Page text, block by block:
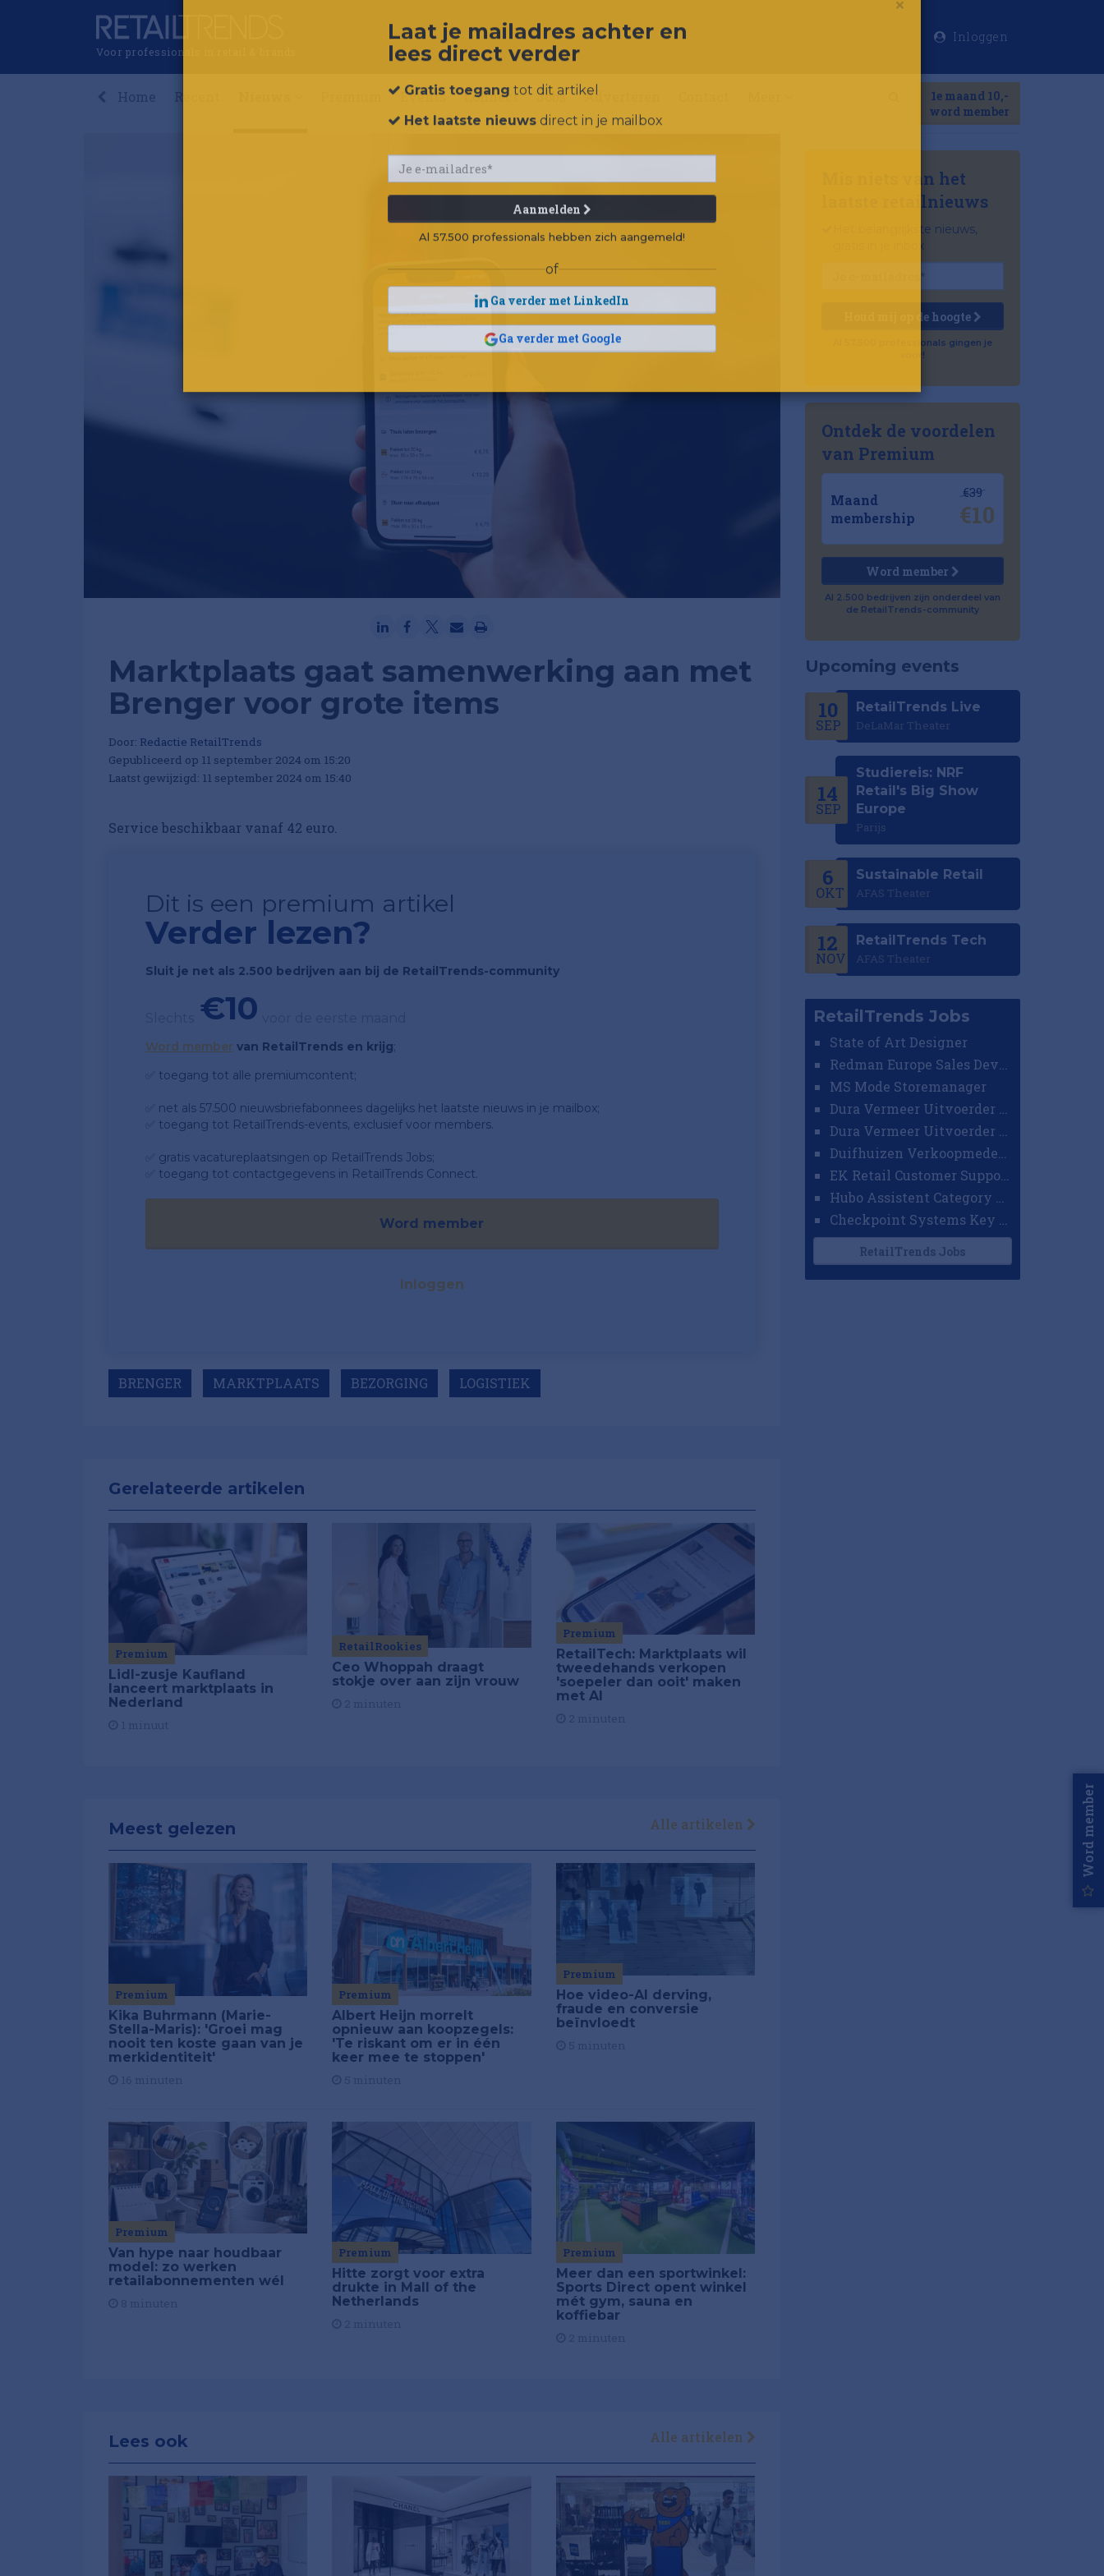
Voor professionals in retail & brands
Inloggen
Home Recent Events Connect Jobs Adverteren
1e maand 10,-
word member
Marktplaats gaat samenwerking aan met
Brenger voor grote items
Door: Redactie RetailTrends
Gepubliceerd op 11 september 2024 om 15:20
Laatst gewijzigd: 11 september 2024 om 15:40
Service beschikbaar vanaf 42 euro.
Dit is een premium artikel
Verder lezen?
Sluit je net als 2.500 bedrijven aan bij de RetailTrends-community
€10
Word member van RetailTrends en krijg;
✅ toegang tot alle premiumcontent;
✅ net als 57.500 nieuwsbriefabonnees dagelijks het laatste nieuws in je mailbox;
✅ toegang tot RetailTrends-events, exclusief voor members.
✅ gratis vacatureplaatsingen op RetailTrends Jobs;
✅ toegang tot contactgegevens in RetailTrends Connect.
Word member
Inloggen
BRENGER MARKTPLAATS BEZORGING LOGISTIEK
Gerelateerde artikelen
Premium
Lidl-zusje Kaufland
lanceert marktplaats in
Nederland
RetailRookies
Ceo Whoppah draagt
stokje over aan zijn vrouw
Premium
RetailTech: Marktplaats wil
tweedehands verkopen
'soepeler dan ooit' maken
met AI
Meest gelezen Alle artikelen
Premium
Kika Buhrmann (Marie-
Stella-Maris): 'Groei mag
nooit ten koste gaan van je
merkidentiteit'
Premium
Albert Heijn morrelt
opnieuw aan koopzegels:
'Te riskant om er in één
keer mee te stoppen'
Premium
Hoe video-AI derving,
fraude en conversie
beïnvloedt
Premium
Van hype naar houdbaar
model: zo werken
retailabonnementen wél
Premium
Hitte zorgt voor extra
drukte in Mall of the
Netherlands
Premium
Meer dan een sportwinkel:
Sports Direct opent winkel
mét gym, sauna en
koffiebar
Lees ook Alle artikelen
Mis niets van het
laatste retailnieuws
Het belangrijkste nieuws,
gratis in je inbox
Houd mij op de hoogte
Al 57.500 professionals gingen je
voor!
Ontdek de voordelen
van Premium
Maand
membership
€39
€10
Word member
Al 2.500 bedrijven zijn onderdeel van
de RetailTrends-community
Upcoming events
10
SEP
RetailTrends Live
DeLaMar Theater
14
SEP
Studiereis: NRF
Retail's Big Show
Europe
Parijs
6
OKT
Sustainable Retail
AFAS Theater
12
NOV
RetailTrends Tech
AFAS Theater
RetailTrends Jobs
State of Art Designer
MS Mode Storemanager
EK Retail Customer Support Omnichannel
RetailTrends Jobs
Word member
Laat je mailadres achter en
lees direct verder
Het laatste nieuws
of
Ga verder met LinkedIn